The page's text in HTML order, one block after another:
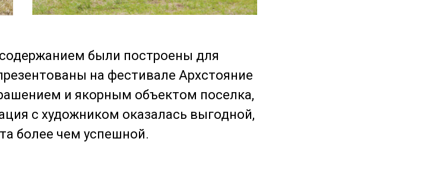
были построены для
на фестивале Архстояние
и якорным объектом поселка,
с художником оказалась выгодной,
более чем успешной.